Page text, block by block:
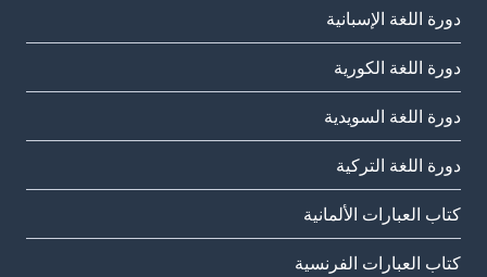
دورة اللغة الإسبانية
دورة اللغة الكورية
دورة اللغة السويدية
دورة اللغة التركية
كتاب العبارات الألمانية
كتاب العبارات الفرنسية